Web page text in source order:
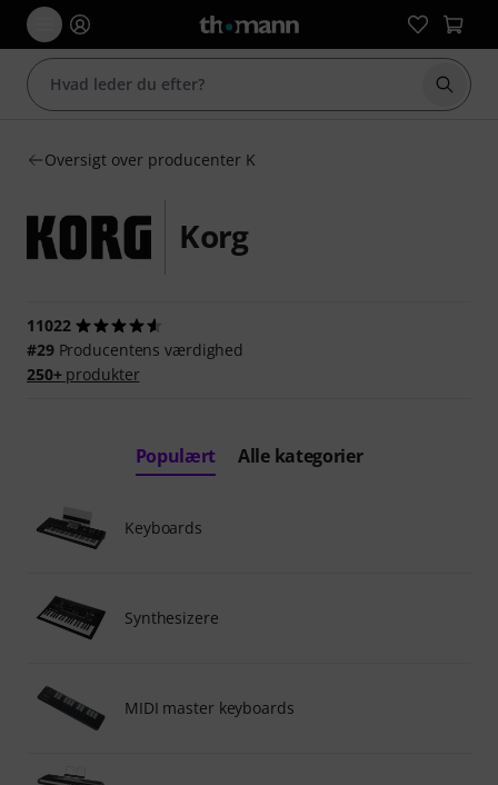
Start
Oversigt over producenter K
Korg
11022
#29Producentens værdighed
250+produkter
Populært Alle kategorier
Keyboards
Synthesizere
MIDI master keyboards